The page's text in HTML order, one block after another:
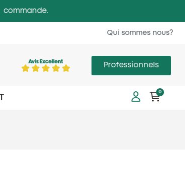
commande.
Qui sommes nous?
Professionnels
0